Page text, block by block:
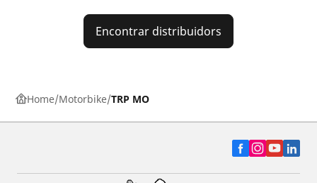
Encontrar distribuidors
Home Motorbike TRP MO